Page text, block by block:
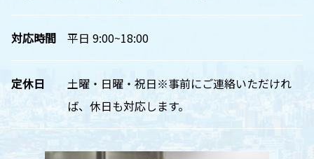
対応時間 平日 9:00~18:00
定休日
土曜・日曜・祝日※事前にご連絡いただけれ
ば、休日も対応します。